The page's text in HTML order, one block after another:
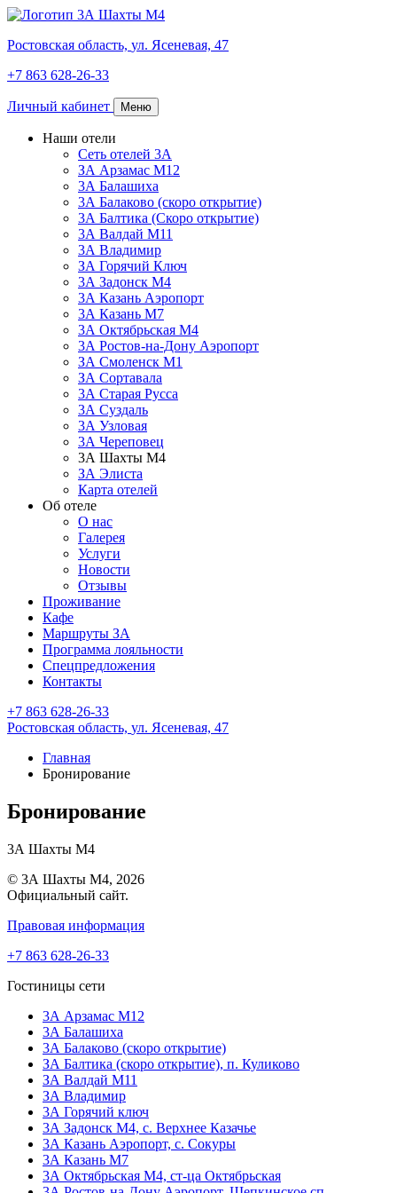
Ростовская область, ул. Ясеневая, 47
+7 863 628-26-33
Личный кабинет Меню
Наши отели
Сеть отелей 3А
ЗА Арзамас М12
3А Балашиха
3А Балаково (скоро открытие)
3А Балтика (Скоро открытие)
3А Валдай М11
3А Владимир
ЗА Горячий Ключ
3А Задонск М4
3А Казань Аэропорт
3А Казань M7
3А Октябрьская М4
3А Ростов-на-Дону Аэропорт
ЗА Смоленск М1
ЗА Сортавала
3А Старая Русса
3А Суздаль
3А Узловая
3А Череповец
3А Шахты М4
ЗА Элиста
Карта отелей
Об отеле
О нас
Галерея
Услуги
Новости
Отзывы
Проживание
Кафе
Маршруты ЗА
Программа лояльности
Спецпредложения
Контакты
+7 863 628-26-33
Ростовская область, ул. Ясеневая, 47
Главная
Бронирование
Бронирование
3А Шахты М4
© 3А Шахты М4, 2026
Официальный сайт.
Правовая информация
+7 863 628-26-33
Гостиницы сети
3А Арзамас М12
3А Балашиха
3А Балаково (скоро открытие)
ЗА Балтика (скоро открытие), п. Куликово
ЗА Валдай M11
ЗА Владимир
3А Горячий ключ
3А Задонск М4, с. Верхнее Казачье
3А Казань Аэропорт, с. Сокуры
3А Казань М7
3А Октябрьская М4, ст-ца Октябрьская